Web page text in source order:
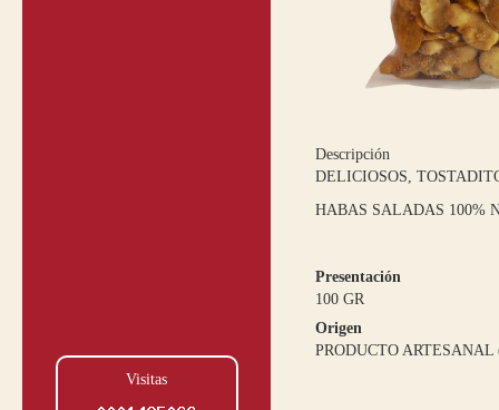
Descripción
DELICIOSOS,
HABAS SALADAS 100%
Presentación
100 GR
Origen
PRODUCTO
Visitas